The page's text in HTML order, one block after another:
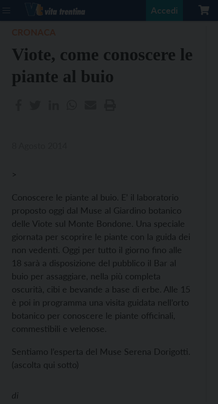
Accedi
Viote, come conoscere le
piante al buio
>
Conoscere le piante al buio. E’ il laboratorio
proposto oggi dal Muse al Giardino botanico
delle Viote sul Monte Bondone. Una speciale
giornata per scoprire le piante con la guida dei
non vedenti. Oggi per tutto il giorno fino alle
18 sarà a disposizione del pubblico il Bar al
buio per assaggiare, nella più completa
oscurità, cibi e bevande a base di erbe. Alle 15
è poi in programma una visita guidata nell’orto
botanico per conoscere le piante officinali,
commestibili e velenose.
Sentiamo l’esperta del Muse Serena Dorigotti.
(ascolta qui sotto)
di